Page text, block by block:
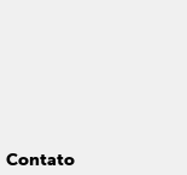
Contato